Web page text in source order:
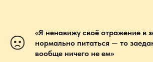
«Я ненавижу своё отражение в
нормально питаться — то
вообще ничего не ем»